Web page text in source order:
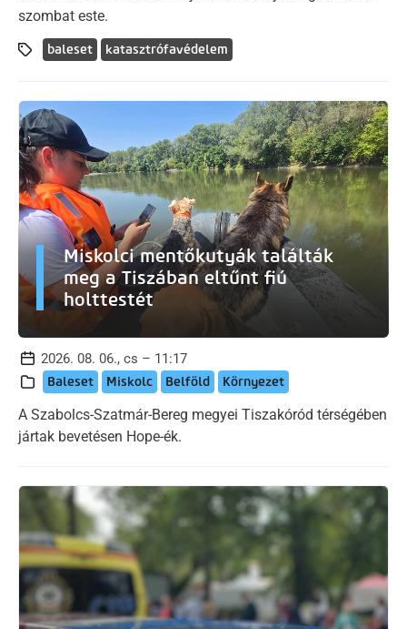
szombat este.
baleset katasztrófavédelem
Miskolci mentőkutyák találták
meg a Tiszában eltűnt fiú
holttestét
2026. 08. 06., cs – 11:17
Baleset Miskolc Belföld Környezet
A Szabolcs-Szatmár-Bereg megyei Tiszakóród térségében
jártak bevetésen Hope-ék.